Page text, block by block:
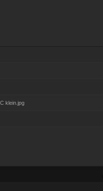
klein.jpg